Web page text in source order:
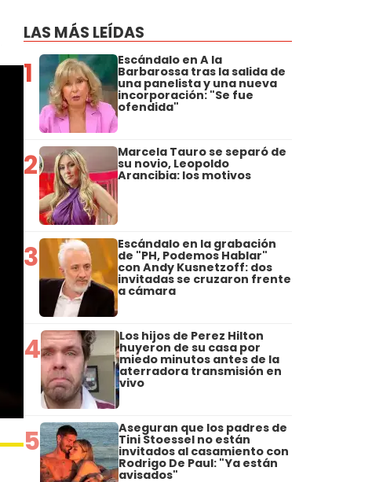
LAS MÁS LEÍDAS
1 Escándalo en A la
Barbarossa tras la salida de
una panelista y una nueva
incorporación: "Se fue
ofendida"
2 Marcela Tauro se separó de
su novio, Leopoldo
Arancibia: los motivos
3 Escándalo en la grabación
de "PH, Podemos Hablar"
con Andy Kusnetzoff: dos
invitadas se cruzaron frente
a cámara
4 Los hijos de Perez Hilton
huyeron de su casa por
miedo minutos antes de la
aterradora transmisión en
vivo
5 Aseguran que los padres de
Tini Stoessel no están
invitados al casamiento con
Rodrigo De Paul: "Ya están
avisados"